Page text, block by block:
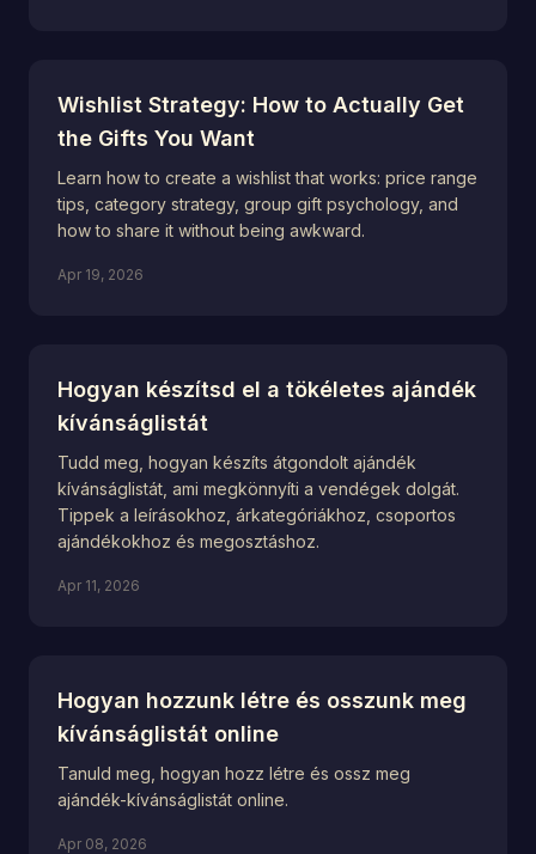
Wishlist Strategy: How to Actually Get
the Gifts You Want
Learn how to create a wishlist that works: price range
tips, category strategy, group gift psychology, and
how to share it without being awkward.
Apr 19, 2026
Hogyan készítsd el a tökéletes ajándék
kívánságlistát
Tudd meg, hogyan készíts átgondolt ajándék
kívánságlistát, ami megkönnyíti a vendégek dolgát.
Tippek a leírásokhoz, árkategóriákhoz, csoportos
ajándékokhoz és megosztáshoz.
Apr 11, 2026
Hogyan hozzunk létre és osszunk meg
kívánságlistát online
Tanuld meg, hogyan hozz létre és ossz meg
ajándék-kívánságlistát online.
Apr 08, 2026